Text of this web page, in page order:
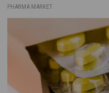
PHARMA MARKET